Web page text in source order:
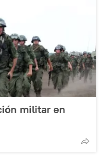
militar en